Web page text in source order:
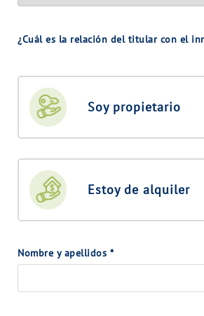
¿Cuál es la relación del titular con el
Soy propietario
Estoy de alquiler
Nombre y apellidos *